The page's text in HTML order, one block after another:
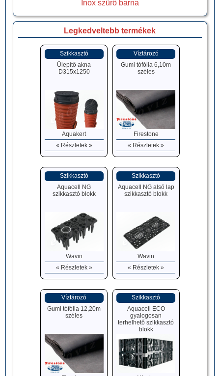
Inox szűrő barna
Legkedveltebb termékek
Szikkasztó
Ülepítő akna
D315x1250
Aquakert
« Részletek »
Víztározó
Gumi tófólia 6,10m
széles
Firestone
« Részletek »
Szikkasztó
Aquacell NG
szikkasztó blokk
Wavin
« Részletek »
Szikkasztó
Aquacell NG alsó lap
szikkasztó blokk
Wavin
« Részletek »
Víztározó
Gumi tófólia 12,20m
széles
Szikkasztó
Aquacell ECO
gyalogosan
terhelhető szikkasztó
blokk